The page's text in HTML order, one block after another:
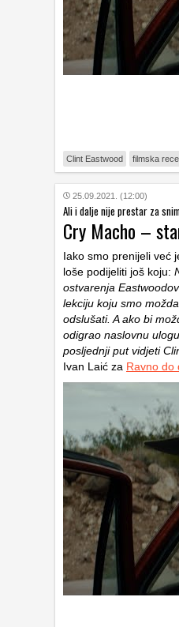
Clint Eastwood filmska
25.09.2021. (12:00)
Ali i dalje nije prestar za
Cry Macho –
Iako smo prenijeli već
loše podijeliti još koju:
ostvarenja
lekciju koju smo
odslušati. A ako bi
odigrao naslovnu
posljednji put vidjeti
Ivan Laić za Ravno do